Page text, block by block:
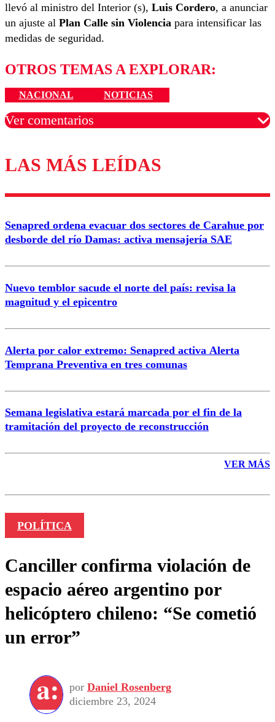
llevó al ministro del Interior (s), Luis Cordero, a anunciar
un ajuste al Plan Calle sin Violencia para intensificar las
medidas de seguridad.
OTROS TEMAS A EXPLORAR:
NACIONAL NOTICIAS
Ver comentarios
Los comentarios son moderados para garantizar un
diálogo respetuoso.
Correo
LAS MÁS LEÍDAS
Senapred ordena evacuar dos sectores de Carahue por
desborde del río Damas: activa mensajería SAE
Nuevo temblor sacude el norte del país: revisa la
magnitud y el epicentro
Alerta por calor extremo: Senapred activa Alerta
Temprana Preventiva en tres comunas
Semana legislativa estará marcada por el fin de la
tramitación del proyecto de reconstrucción
VER MÁS
POLÍTICA
Canciller confirma violación de
espacio aéreo argentino por
helicóptero chileno: “Se cometió
un error”
por Daniel Rosenberg
diciembre 23, 2024